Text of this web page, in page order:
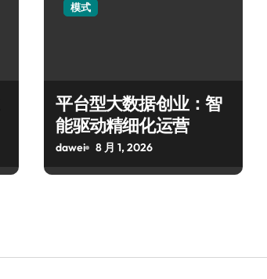
模式
平台型大数据创业：智
能驱动精细化运营
dawei 8 月 1, 2026